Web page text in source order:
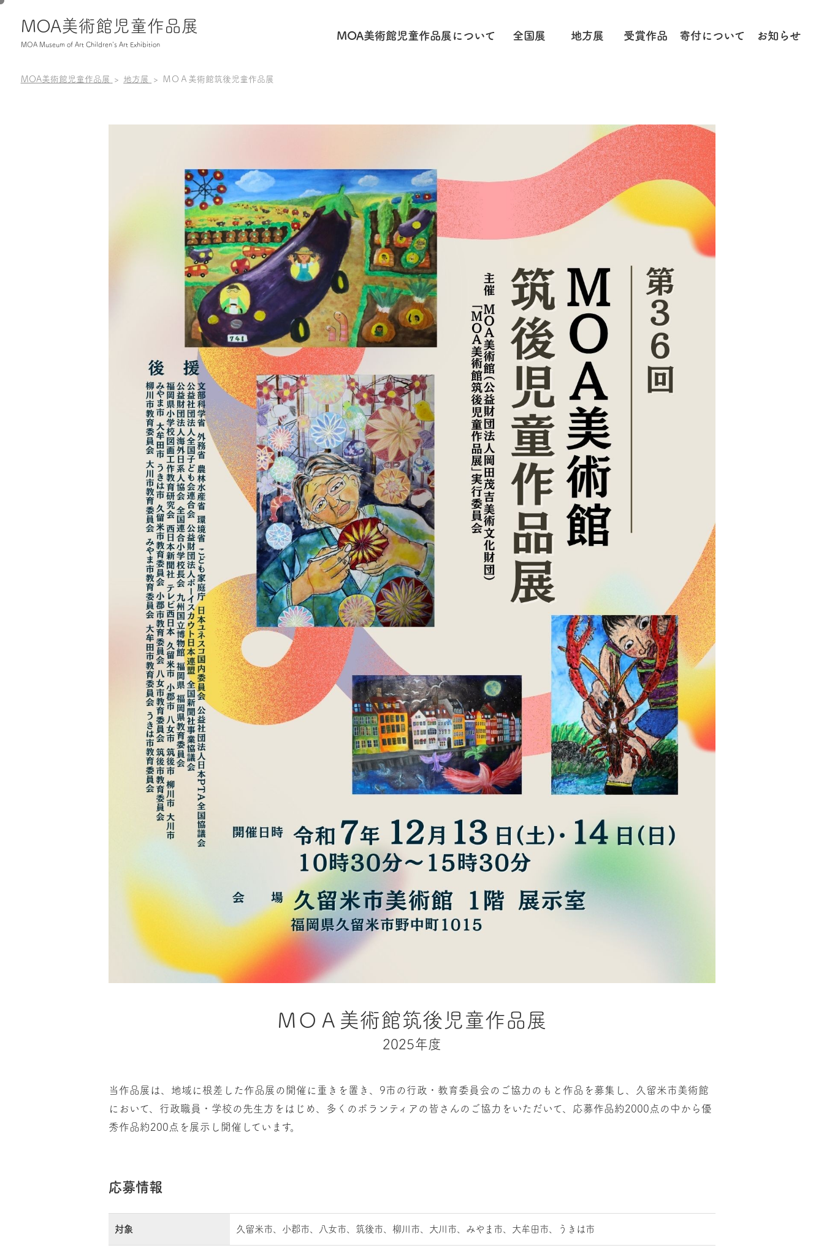
MOA美術館児童作品展
MOA Museum of Art Children's Art Exhibition
MOA美術館児童作品展に ついて 全国展 地方展 受賞作品 寄付に ついて お知らせ
MOA美術館児童作品展 地方展 ＭＯＡ美術館筑後児童作品展
ＭＯＡ美術館筑後児童作品展
2025年度
当作品展は、地域に根差した作品展の開催に重きを置き、9市の行政・教育委員会のご協力のもと作品を募集し、久留米市美術館
において、行政職員・学校の先生方をはじめ、多くのボランティアの皆さんのご協力をいただいて、応募作品約2000点の中から優
秀作品約200点を展示し開催しています。
応募情報
対象 久留米市、小郡市、八女市、筑後市、柳川市、大川市、みやま市、大牟田市、うきは市